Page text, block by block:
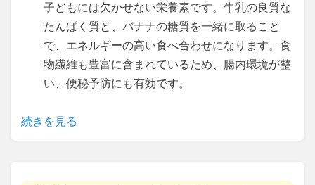
子どもには欠かせない栄養素です。牛乳の良質な
たんぱく質と、バナナの糖質を一緒に取ること
で、エネルギーの高い食べ合わせになります。食
物繊維も豊富に含まれているため、腸内環境が整
い、便秘予防にも有効です。
続きを見る